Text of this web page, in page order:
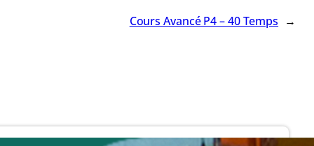
Cours Avancé P4 – 40 Temps →